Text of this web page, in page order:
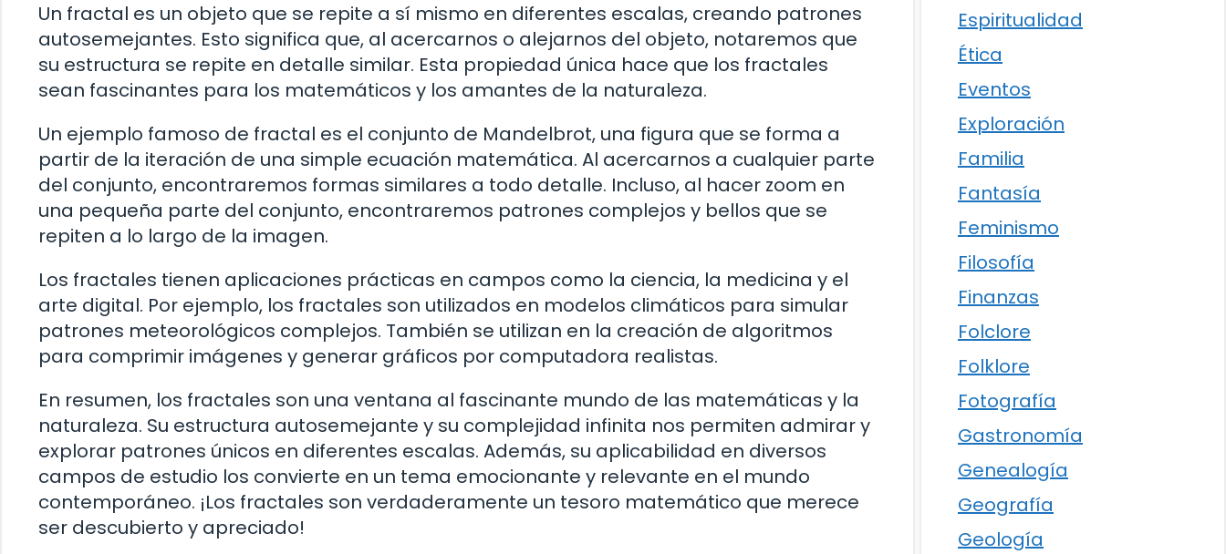
Un fractal es un objeto que se repite a sí mismo en diferentes escalas, creando patrones
autosemejantes. Esto significa que, al acercarnos o alejarnos del objeto, notaremos que
su estructura se repite en detalle similar. Esta propiedad única hace que los fractales
sean fascinantes para los matemáticos y los amantes de la naturaleza.
Un ejemplo famoso de fractal es el conjunto de Mandelbrot, una figura que se forma a
partir de la iteración de una simple ecuación matemática. Al acercarnos a cualquier parte
del conjunto, encontraremos formas similares a todo detalle. Incluso, al hacer zoom en
una pequeña parte del conjunto, encontraremos patrones complejos y bellos que se
repiten a lo largo de la imagen.
Los fractales tienen aplicaciones prácticas en campos como la ciencia, la medicina y el
arte digital. Por ejemplo, los fractales son utilizados en modelos climáticos para simular
patrones meteorológicos complejos. También se utilizan en la creación de algoritmos
para comprimir imágenes y generar gráficos por computadora realistas.
En resumen, los fractales son una ventana al fascinante mundo de las matemáticas y la
naturaleza. Su estructura autosemejante y su complejidad infinita nos permiten admirar y
explorar patrones únicos en diferentes escalas. Además, su aplicabilidad en diversos
campos de estudio los convierte en un tema emocionante y relevante en el mundo
contemporáneo. ¡Los fractales son verdaderamente un tesoro matemático que merece
ser descubierto y apreciado!
Espiritualidad
Ética
Eventos
Exploración
Familia
Fantasía
Feminismo
Filosofía
Finanzas
Folclore
Folklore
Fotografía
Gastronomía
Genealogía
Geografía
Geología